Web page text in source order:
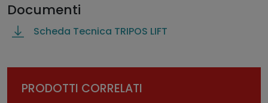
e
Documenti
Scheda Tecnica TRIPOS LIFT
PRODOTTI CORRELATI